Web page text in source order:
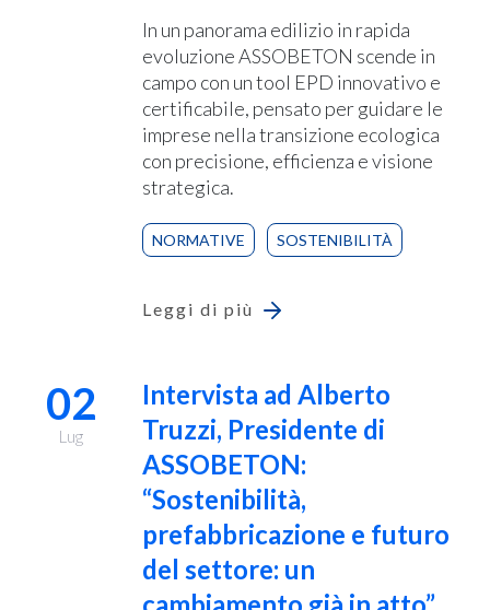
In un panorama edilizio in rapida
evoluzione ASSOBETON scende in
campo con un tool EPD innovativo e
certificabile, pensato per guidare le
imprese nella transizione ecologica
con precisione, efficienza e visione
strategica.
NORMATIVE SOSTENIBILITÀ
Leggi di più
02
Lug
Intervista ad Alberto
Truzzi, Presidente di
ASSOBETON:
“Sostenibilità,
prefabbricazione e futuro
del settore: un